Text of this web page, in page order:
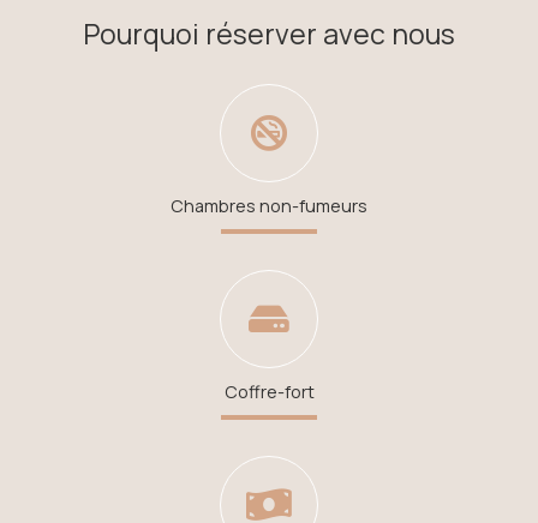
Pourquoi réserver avec nous
Chambres non-fumeurs
Coffre-fort